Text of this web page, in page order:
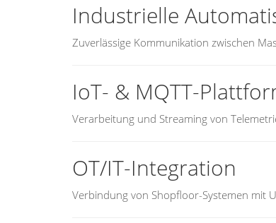
Industrielle
Zuverlässige Kommunikation zwischen
IoT- & MQTT-
Verarbeitung und Streaming von
OT/IT-Integration
Verbindung von Shopfloor-Systemen mit